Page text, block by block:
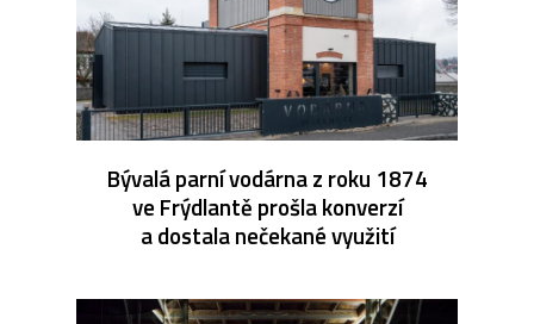
Bývalá parní vodárna z roku 1874
ve Frýdlantě prošla konverzí
a dostala nečekané využití